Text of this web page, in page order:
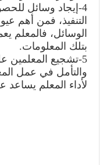
4-إيجاد وسائل
التنفيذ، فمن أهم
الوسائل، فالمعلم
بتلك المعلومات.
5-تشجيع المعلمين
والتأمل في عمل
لأداء المعلم يساعد